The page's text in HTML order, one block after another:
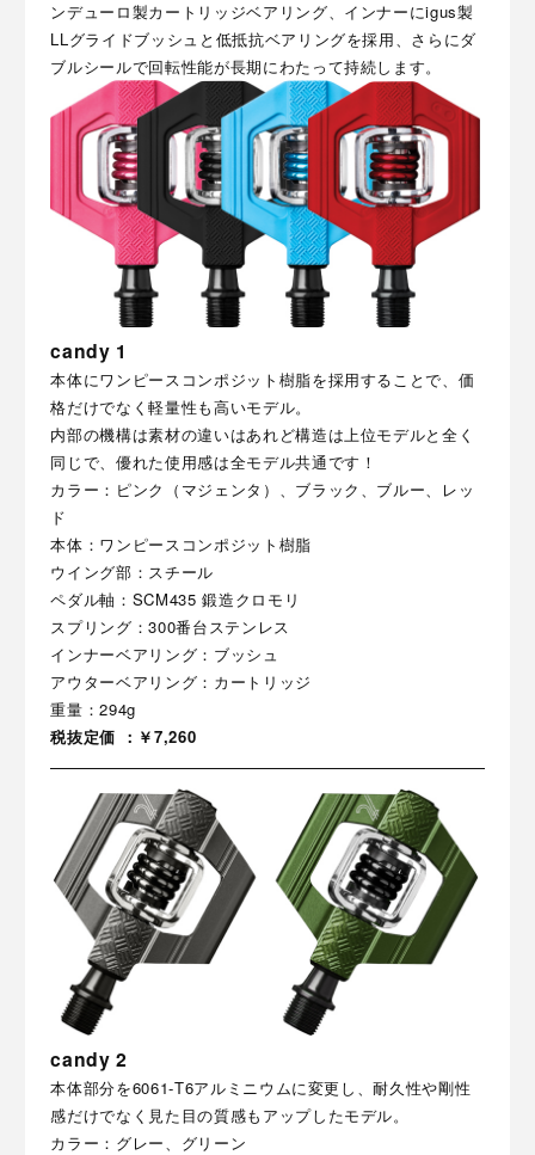
ンデューロ製カートリッジベアリング、インナーにigus製
LLグライドブッシュと低抵抗ベアリングを採用、さらにダ
ブルシールで回転性能が長期にわたって持続します。
candy 1
本体にワンピースコンポジット樹脂を採用することで、価
格だけでなく軽量性も高いモデル。
内部の機構は素材の違いはあれど構造は上位モデルと全く
同じで、優れた使用感は全モデル共通です！
カラー：ピンク（マジェンタ）、ブラック、ブルー、レッ
ド
本体：ワンピースコンポジット樹脂
ウイング部：スチール
ペダル軸：SCM435 鍛造クロモリ
スプリング：300番台ステンレス
インナーベアリング：ブッシュ
アウターベアリング：カートリッジ
重量：294g
税抜定価 ：￥7,260
candy 2
本体部分を6061-T6アルミニウムに変更し、耐久性や剛性
感だけでなく見た目の質感もアップしたモデル。
カラー：グレー、グリーン